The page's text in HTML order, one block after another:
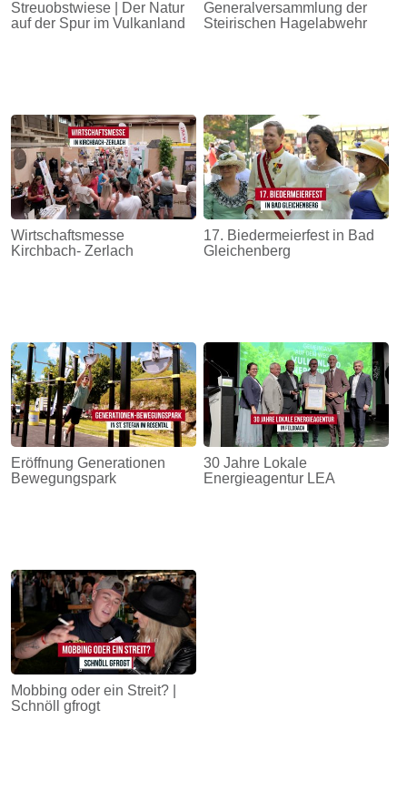
Streuobstwiese | Der Natur
auf der Spur im Vulkanland
Generalversammlung der
Steirischen Hagelabwehr
Wirtschaftsmesse
Kirchbach- Zerlach
17. Biedermeierfest in Bad
Gleichenberg
Eröffnung Generationen
Bewegungspark
30 Jahre Lokale
Energieagentur LEA
Mobbing oder ein Streit? |
Schnöll gfrogt